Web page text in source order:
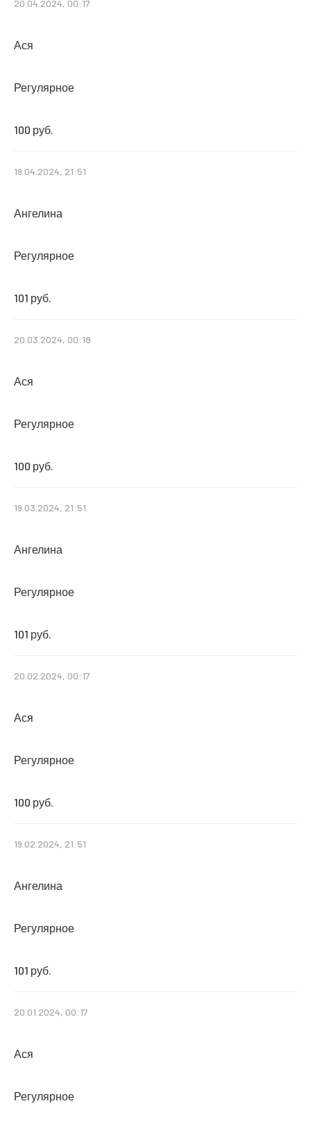
20.04.2024, 00:17
Ася
Регулярное
100 руб.
19.04.2024, 21:51
Ангелина
Регулярное
101 руб.
20.03.2024, 00:18
Ася
Регулярное
100 руб.
19.03.2024, 21:51
Ангелина
Регулярное
101 руб.
20.02.2024, 00:17
Ася
Регулярное
100 руб.
19.02.2024, 21:51
Ангелина
Регулярное
101 руб.
20.01.2024, 00:17
Ася
Регулярное